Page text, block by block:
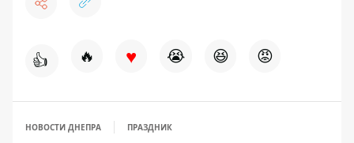
👍 🔥 ♥ 😭 😆 😡
НОВОСТИ ДНЕПРА ПРАЗДНИК